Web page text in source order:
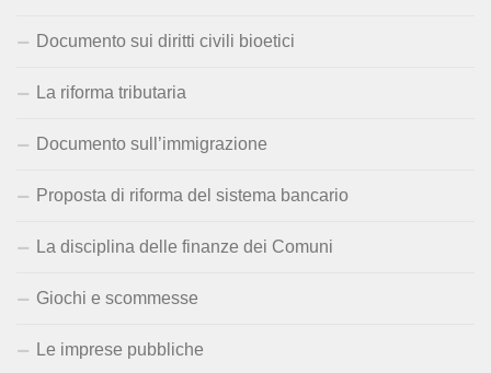
Documento sui diritti civili bioetici
La riforma tributaria
Documento sull’immigrazione
Proposta di riforma del sistema bancario
La disciplina delle finanze dei Comuni
Giochi e scommesse
Le imprese pubbliche